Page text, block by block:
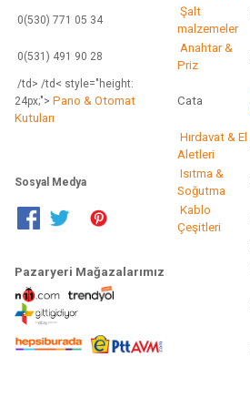
0(530) 771 05 34
Şalt
malzemeler
0(531) 491 90 28
Anahtar &
Priz
/td> /td< style="height:
24px;"> Pano & Otomat
Kutuları
Cata
Hırdavat & El
Aletleri
Sosyal Medya
Isıtma &
Soğutma
Kablo
Çeşitleri
Pazaryeri Mağazalarımız